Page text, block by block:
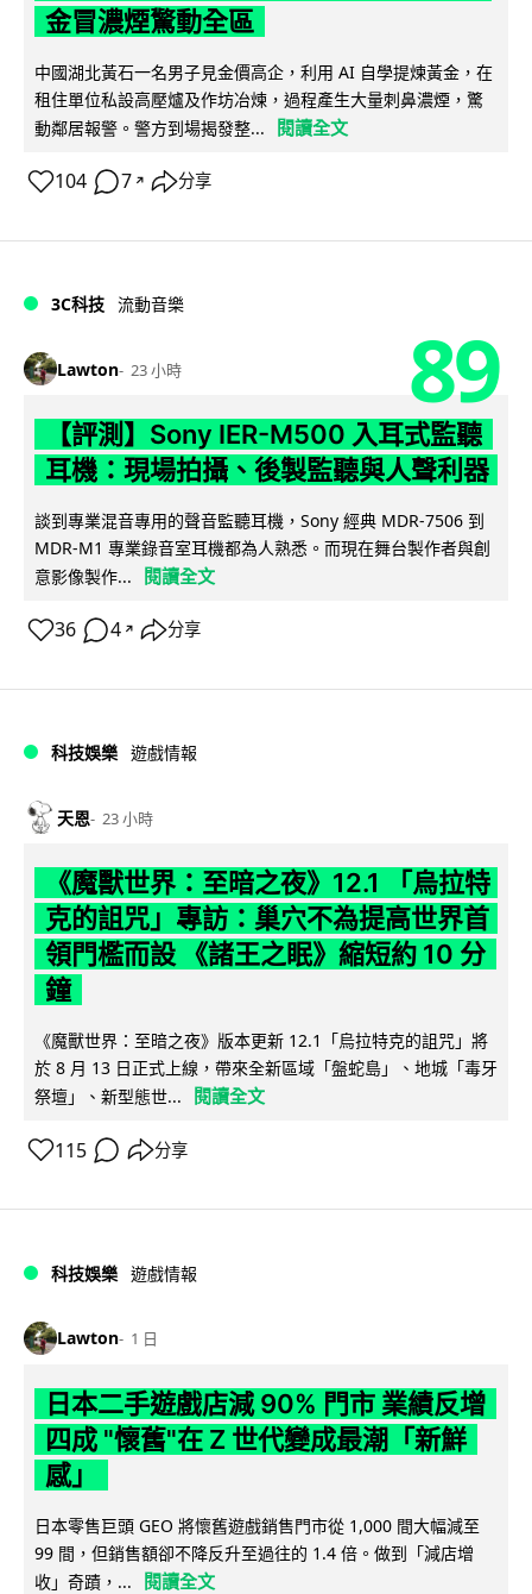
金冒濃煙驚動全區
中國湖北黃石一名男子見金價高企，利用 AI 自學提煉黃金，在
租住單位私設高壓爐及作坊冶煉，過程產生大量刺鼻濃煙，驚
動鄰居報警。警方到場揭發整...
閱讀全文
104 7 ↗ 分享
3C科技 流動音樂
Lawton 23 小時 89
【評測】Sony IER-M500 入耳式監聽
耳機：現場拍攝、後製監聽與人聲利器
談到專業混音專用的聲音監聽耳機，Sony 經典 MDR-7506 到
MDR-M1 專業錄音室耳機都為人熟悉。而現在舞台製作者與創
意影像製作...
閱讀全文
36 4 ↗ 分享
科技娛樂 遊戲情報
天恩 23 小時
《魔獸世界：至暗之夜》12.1 「烏拉特
克的詛咒」專訪：巢穴不為提高世界首
領門檻而設 《諸王之眠》縮短約 10 分
鐘
《魔獸世界：至暗之夜》版本更新 12.1「烏拉特克的詛咒」將
於 8 月 13 日正式上線，帶來全新區域「盤蛇島」、地城「毒牙
祭壇」、新型態世...
閱讀全文
115 分享
科技娛樂 遊戲情報
Lawton 1 日
日本二手遊戲店減 90% 門市 業績反增
四成 "懷舊"在 Z 世代變成最潮「新鮮
感」
日本零售巨頭 GEO 將懷舊遊戲銷售門市從 1,000 間大幅減至
99 間，但銷售額卻不降反升至過往的 1.4 倍。做到「減店增
收」奇蹟，...
閱讀全文